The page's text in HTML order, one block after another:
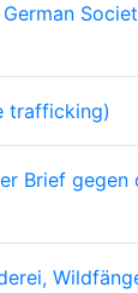
trafficking)
Brief